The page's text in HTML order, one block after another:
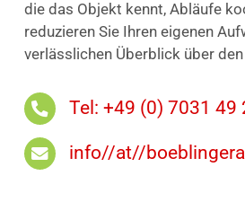
die das Objekt kennt, Abläufe
reduzieren Sie Ihren eigenen
verlässlichen Überblick über
Tel: +49 (0) 7031 49
info//at//